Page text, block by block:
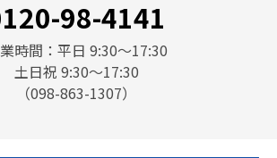
98-4141
時間：平日 9:30〜17:30
土日祝 9:30〜17:30
（098-863-1307）